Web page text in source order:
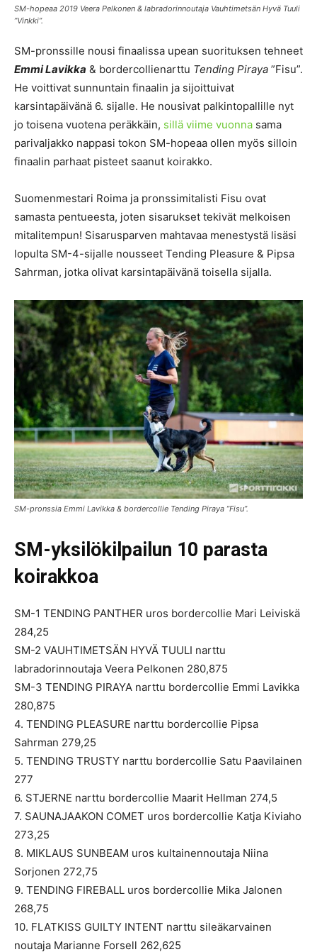
SM-hopeaa 2019 Veera Pelkonen & labradorinnoutaja Vauhtimetsän Hyvä Tuuli
”Vinkki”.
SM-pronssille nousi finaalissa upean suorituksen tehneet
Emmi Lavikka & bordercollienarttu Tending Piraya ”Fisu”.
He voittivat sunnuntain finaalin ja sijoittuivat
karsintapäivänä 6. sijalle. He nousivat palkintopallille nyt
jo toisena vuotena peräkkäin, sillä viime vuonna sama
parivaljakko nappasi tokon SM-hopeaa ollen myös silloin
finaalin parhaat pisteet saanut koirakko.
Suomenmestari Roima ja pronssimitalisti Fisu ovat
samasta pentueesta, joten sisarukset tekivät melkoisen
mitalitempun! Sisarusparven mahtavaa menestystä lisäsi
lopulta SM-4-sijalle nousseet Tending Pleasure & Pipsa
Sahrman, jotka olivat karsintapäivänä toisella sijalla.
SM-pronssia Emmi Lavikka & bordercollie Tending Piraya ”Fisu”.
SM-yksilökilpailun 10 parasta
koirakkoa
SM-1 TENDING PANTHER uros bordercollie Mari Leiviskä
284,25
SM-2 VAUHTIMETSÄN HYVÄ TUULI narttu
labradorinnoutaja Veera Pelkonen 280,875
SM-3 TENDING PIRAYA narttu bordercollie Emmi Lavikka
280,875
4. TENDING PLEASURE narttu bordercollie Pipsa
Sahrman 279,25
5. TENDING TRUSTY narttu bordercollie Satu Paavilainen
277
6. STJERNE narttu bordercollie Maarit Hellman 274,5
7. SAUNAJAAKON COMET uros bordercollie Katja Kiviaho
273,25
8. MIKLAUS SUNBEAM uros kultainennoutaja Niina
Sorjonen 272,75
9. TENDING FIREBALL uros bordercollie Mika Jalonen
268,75
10. FLATKISS GUILTY INTENT narttu sileäkarvainen
noutaja Marianne Forsell 262,625